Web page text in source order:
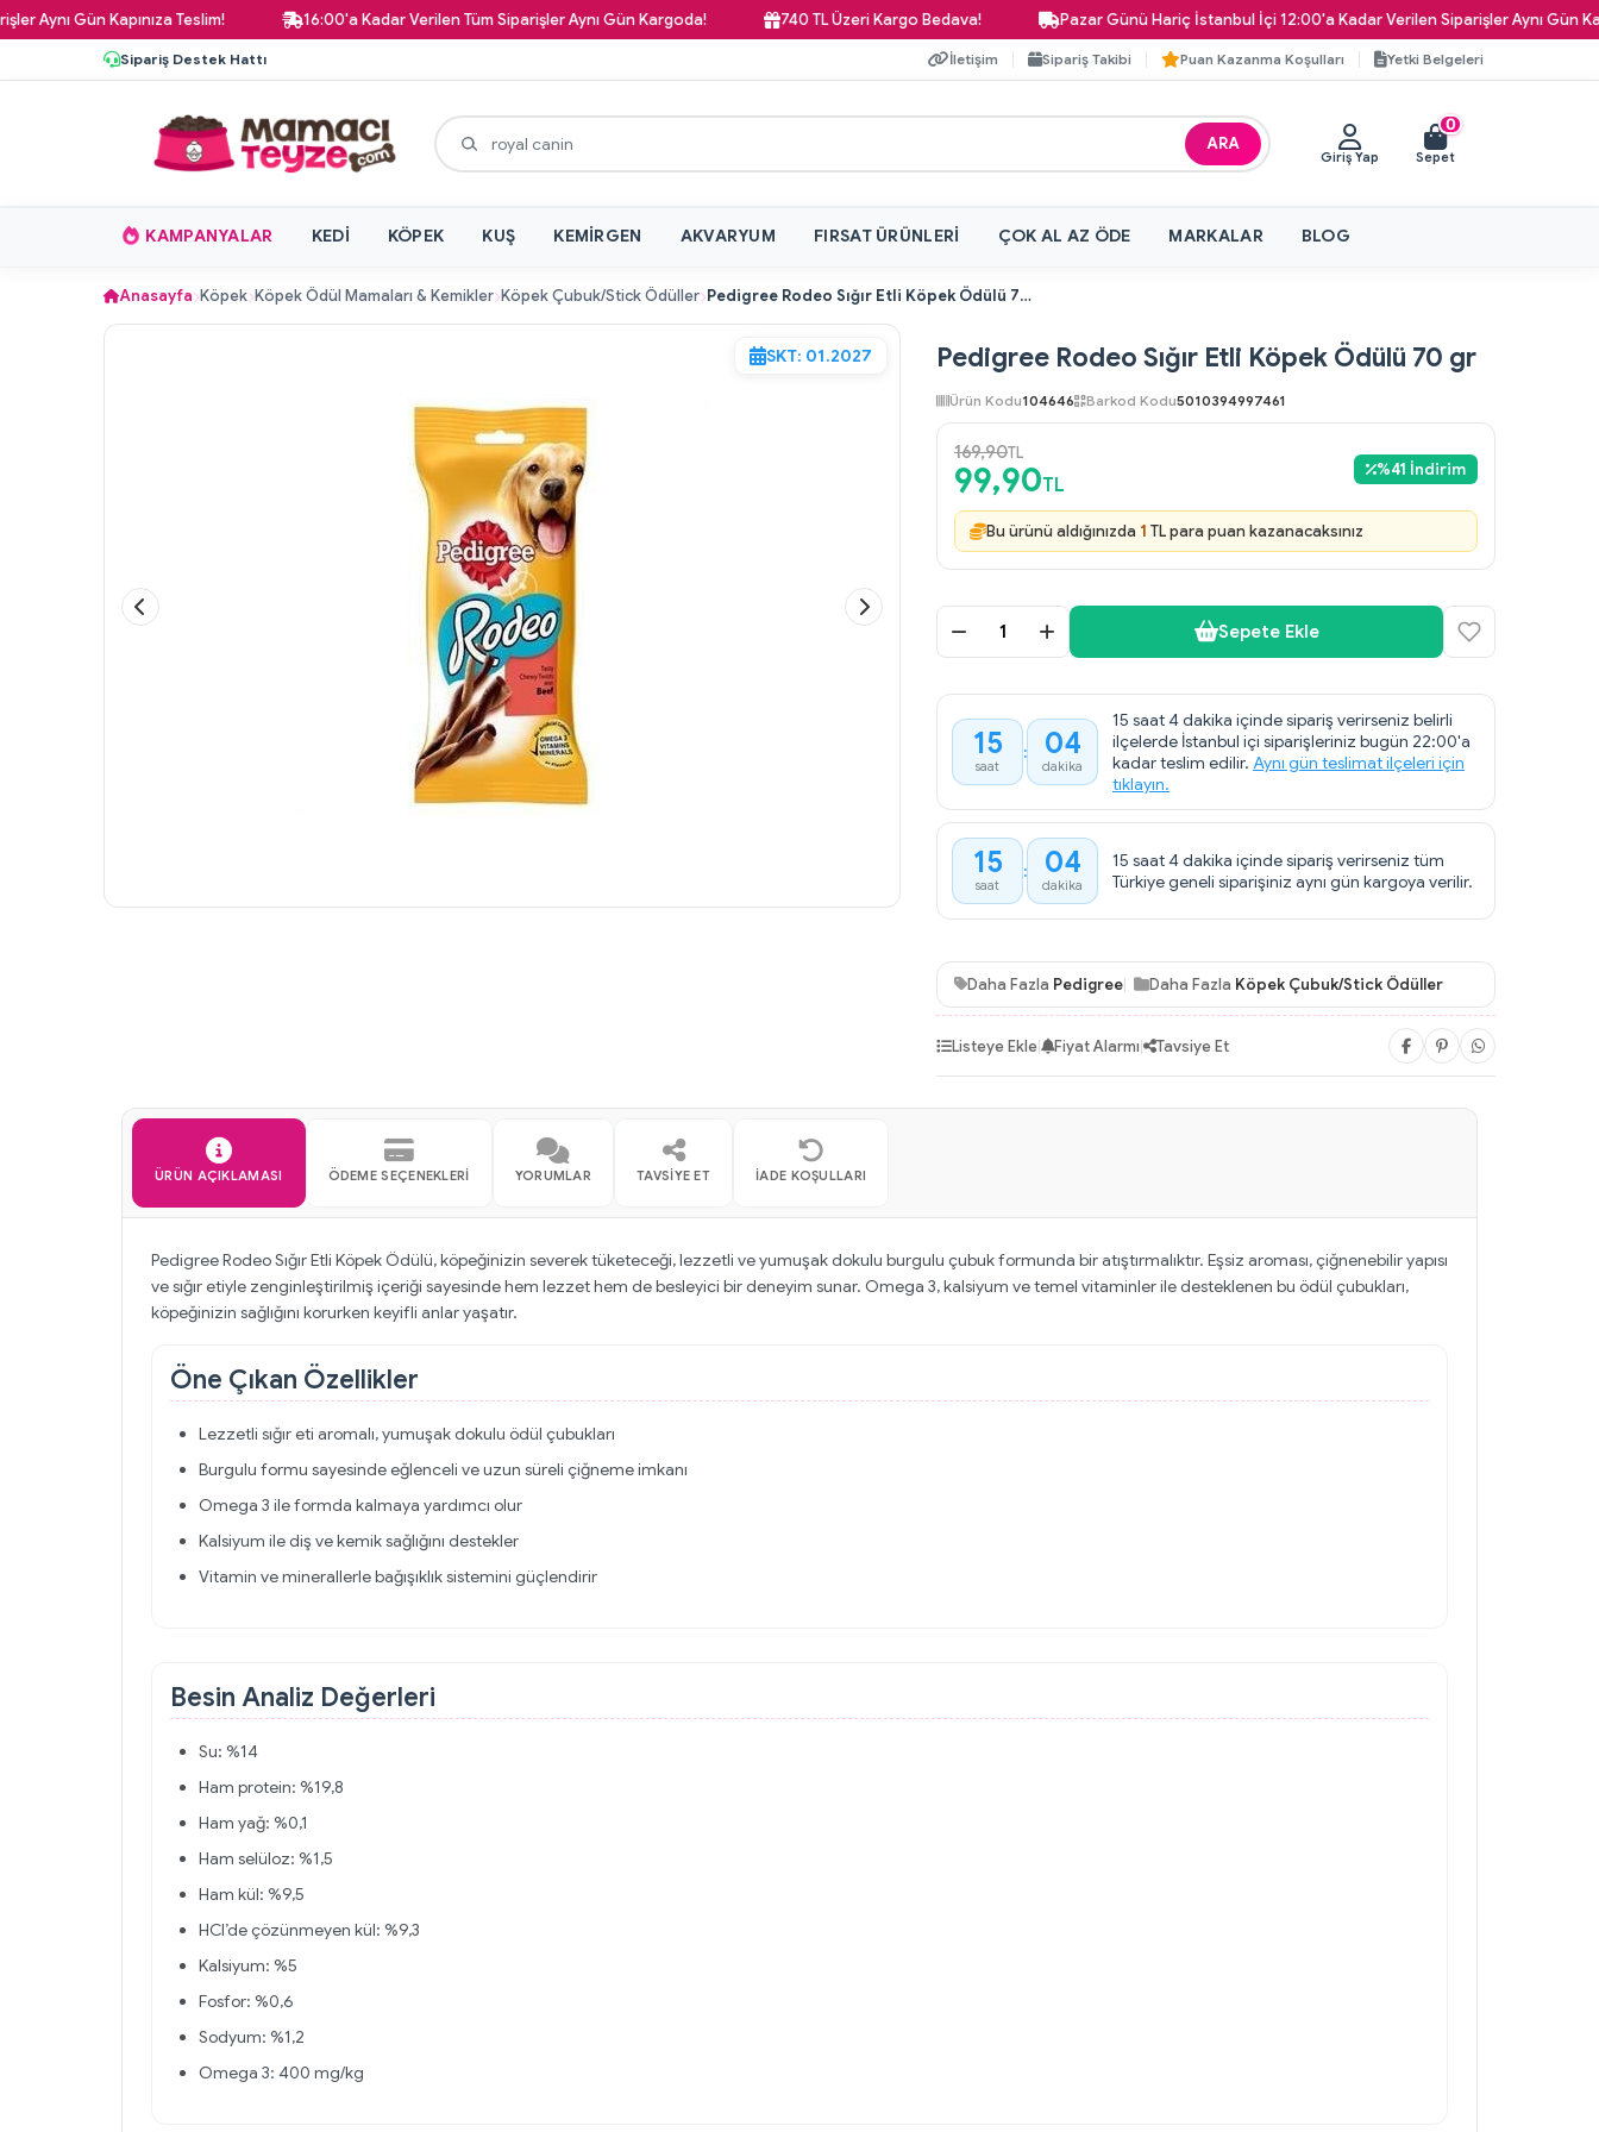
Kapınıza Teslim! 16:00'a Kadar Verilen Tüm Siparişler Aynı Gün Kargoda! 740 TL Üzeri Kargo Bedava! Pazar Günü Hariç İstanbul İçi 12:00'a Kadar Verilen Siparişler Aynı Gün Kapınıza
Sipariş Destek Hattı İletişim Sipariş Takibi Puan Kazanma Koşulları Yetki Belgeleri
ARA
Giriş Yap
0
Sepet
KAMPANYALAR KEDI KÖPEK KUŞ KEMIRGEN AKVARYUM FIRSAT ÜRÜNLERI ÇOK AL AZ ÖDE MARKALAR BLOG
Anasayfa Köpek Köpek Ödül Mamaları & Kemikler Köpek Çubuk/Stick Ödüller Pedigree Rodeo Sığır Etli Köpek Ödülü 70 gr
SKT: 01.2027 Pedigree Rodeo Sığır Etli Köpek Ödülü 70 gr
Ürün Kodu104646 Barkod Kodu5010394997461
169,90TL
99,90TL
%41 İndirim
Bu ürünü aldığınızda 1 TL para puan kazanacaksınız
Sepete Ekle
15
saat
: 04
dakika
15 saat 4 dakika içinde sipariş verirseniz belirli
ilçelerde İstanbul içi siparişleriniz bugün 22:00'a
kadar teslim edilir. Aynı gün teslimat ilçeleri için
tıklayın.
15
saat
: 04
dakika
15 saat 4 dakika içinde sipariş verirseniz tüm
Türkiye geneli siparişiniz aynı gün kargoya verilir.
Daha Fazla Pedigree Daha Fazla Köpek Çubuk/Stick Ödüller
Listeye Ekle| Fiyat Alarmı| Tavsiye Et
ÜRÜN AÇIKLAMASI ÖDEME SEÇENEKLERI YORUMLAR TAVSIYE ET İADE KOŞULLARI
Pedigree Rodeo Sığır Etli Köpek Ödülü, köpeğinizin severek tüketeceği, lezzetli ve yumuşak dokulu burgulu çubuk formunda bir atıştırmalıktır. Eşsiz aroması, çiğnenebilir yapısı
ve sığır etiyle zenginleştirilmiş içeriği sayesinde hem lezzet hem de besleyici bir deneyim sunar. Omega 3, kalsiyum ve temel vitaminler ile desteklenen bu ödül çubukları,
köpeğinizin sağlığını korurken keyifli anlar yaşatır.
Öne Çıkan Özellikler
Lezzetli sığır eti aromalı, yumuşak dokulu ödül çubukları
Burgulu formu sayesinde eğlenceli ve uzun süreli çiğneme imkanı
Omega 3 ile formda kalmaya yardımcı olur
Kalsiyum ile diş ve kemik sağlığını destekler
Vitamin ve minerallerle bağışıklık sistemini güçlendirir
Besin Analiz Değerleri
Su: %14
Ham protein: %19,8
Ham yağ: %0,1
Ham selüloz: %1,5
Ham kül: %9,5
HCl’de çözünmeyen kül: %9,3
Kalsiyum: %5
Fosfor: %0,6
Sodyum: %1,2
Omega 3: 400 mg/kg